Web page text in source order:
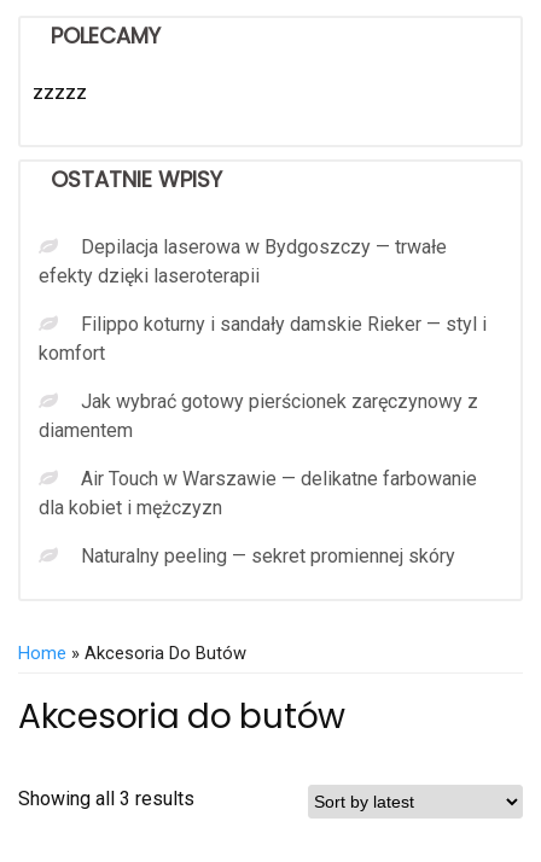
POLECAMY
zzzzz
OSTATNIE WPISY
Depilacja laserowa w Bydgoszczy — trwałe
efekty dzięki laseroterapii
Filippo koturny i sandały damskie Rieker — styl i
komfort
Jak wybrać gotowy pierścionek zaręczynowy z
diamentem
Air Touch w Warszawie — delikatne farbowanie
dla kobiet i mężczyzn
Naturalny peeling — sekret promiennej skóry
Home » Akcesoria Do Butów
Akcesoria do butów
Showing all 3 results